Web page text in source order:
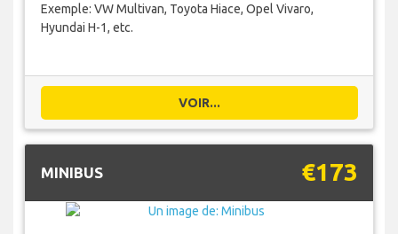
Exemple: VW Multivan, Toyota Hiace, Opel Vivaro,
Hyundai H-1, etc.
VOIR...
MINIBUS €173